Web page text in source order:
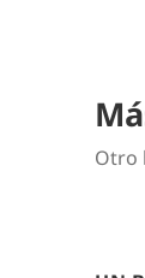
Otro